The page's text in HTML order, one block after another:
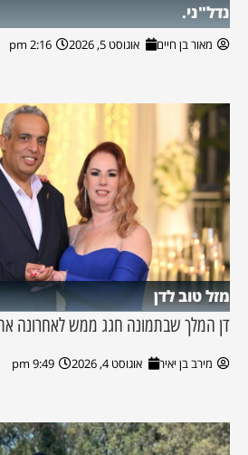
נדל"ני.
מאור בן חיים אוגוסט 5, 2026 2:16 pm
מזל טוב לדן
דן המלך שבתמונה חגג ממש לאחרונה את
מירב בן יאיר אוגוסט 4, 2026 9:49 pm